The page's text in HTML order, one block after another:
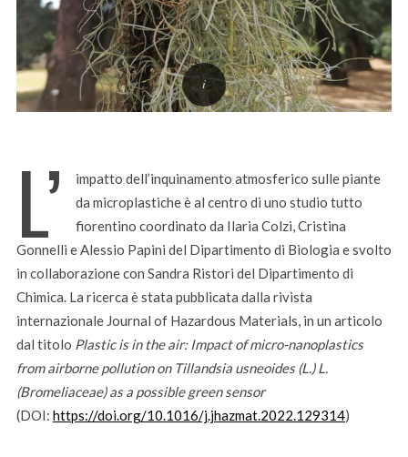
L’
impatto dell’inquinamento atmosferico sulle piante
da microplastiche è al centro di uno studio tutto
fiorentino coordinato da Ilaria Colzi, Cristina
Gonnelli e Alessio Papini del Dipartimento di Biologia e svolto
in collaborazione con Sandra Ristori del Dipartimento di
Chimica. La ricerca è stata pubblicata dalla rivista
internazionale Journal of Hazardous Materials, in un articolo
dal titolo Plastic is in the air: Impact of micro-nanoplastics
from airborne pollution on Tillandsia usneoides (L.) L.
(Bromeliaceae) as a possible green sensor
(DOI: https://doi.org/10.1016/j.jhazmat.2022.129314)